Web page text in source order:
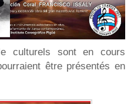
culturels sont en cours
être présentés en